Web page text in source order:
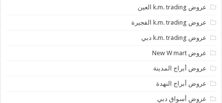
عروض k.m. trading العين
عروض k.m. trading الفجيرة
عروض k.m. trading دبي
عروض New W mart
عروض أبراج المدينة
عروض أبراج النهدة
عروض أسواق دبي